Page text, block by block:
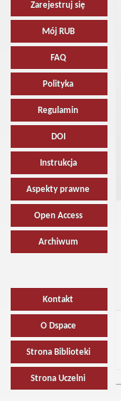
Zarejestruj się
Mój RUB
FAQ
Polityka
Regulamin
DOI
Instrukcja
Aspekty prawne
Open Access
Archiwum
Kontakt
O Dspace
Strona Biblioteki
Strona Uczelni